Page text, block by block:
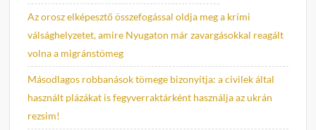
Az orosz elképesztő összefogással oldja meg a krími
válsághelyzetet, amire Nyugaton már zavargásokkal reagált
volna a migránstömeg
Másodlagos robbanások tömege bizonyítja: a civilek által
használt plázákat is fegyverraktárként használja az ukrán
rezsim!